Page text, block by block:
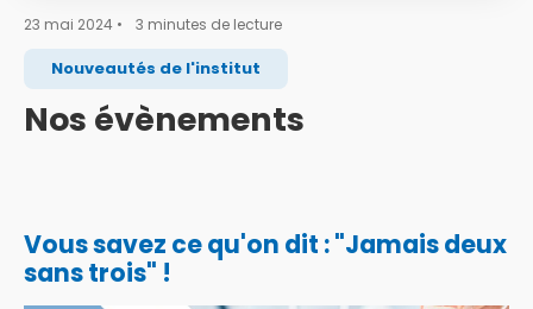
23 mai 2024 • 3 minutes de lecture
Nouveautés de l'institut
Nos évènements
Vous savez ce qu'on dit : "Jamais deux
sans trois" !